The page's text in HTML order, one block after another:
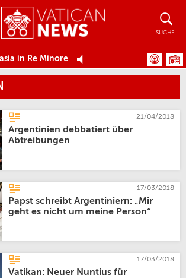
SUCHE
in Re Minore
21/04/2018
Argentinien debbatiert über
Abtreibungen
17/03/2018
Papst schreibt Argentiniern: „Mir
geht es nicht um meine Person“
17/03/2018
Vatikan: Neuer Nuntius für